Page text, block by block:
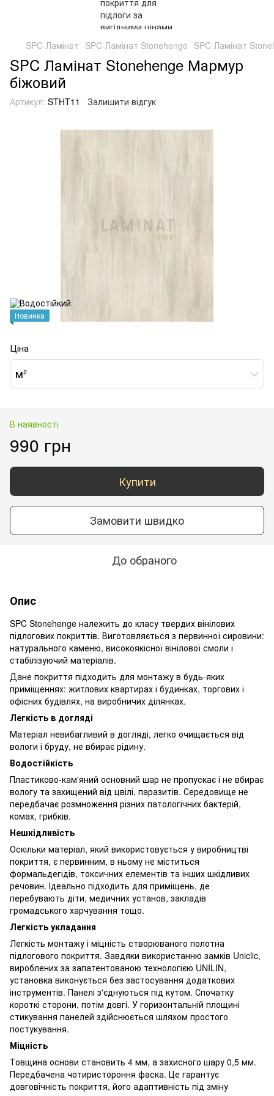
SPC Ламінат SPC Ламінат Stonehenge SPC Ламінат
SPC Ламінат Stonehenge Мармур
біжовий
Артикул: STHT11 Залишити відгук
Новинка
Ціна
м²
В наявності
990 грн
Купити
Замовити швидко
До обраного
Опис
SPC Stonehenge належить до класу твердих вінілових
підлогових покриттів. Виготовляється з первинної сировини:
натурального каменю, високоякісної вінілової смоли і
стабілізуючий матеріалів.
Дане покриття підходить для монтажу в будь-яких
приміщеннях: житлових квартирах і будинках, торгових і
офісних будівлях, на виробничих ділянках.
Легкість в догляді
Матеріал невибагливий в догляді, легко очищається від
вологи і бруду, не вбирає рідину.
Водостійкість
Пластиково-кам'яний основний шар не пропускає і не вбирає
вологу та захищений від цвілі, паразитів. Середовище не
передбачає розмноження різних патологічних бактерій,
комах, грибків.
Нешкідливість
Оскільки матеріал, який використовується у виробництві
покриття, є первинним, в ньому не міститься
формальдегідів, токсичних елементів та інших шкідливих
речовин. Ідеально підходить для приміщень, де
перебувають діти, медичних установ, закладів
громадського харчування тощо.
Легкість укладання
Легкість монтажу і міцність створюваного полотна
підлогового покриття. Завдяки використанню замків Uniclic,
вироблених за запатентованою технологією UNILIN,
установка виконується без застосування додаткових
інструментів. Панелі з'єднуються під кутом. Спочатку
короткі сторони, потім довгі. У горизонтальній площині
стикування панелей здійснюється шляхом простого
постукування.
Міцність
Товщина основи становить 4 мм, а захисного шару 0,5 мм.
Передбачена чотиристороння фаска. Це гарантує
довговічність покриття, його адаптивність під зміну